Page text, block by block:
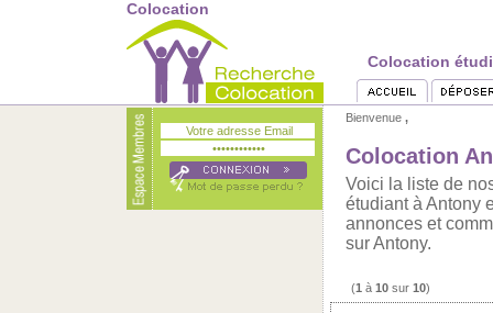
Colocation
Colocation
Bienvenue ,
Colocation
Voici la liste de
étudiant à Antony
annonces et
sur Antony.
(1 à 10 sur 10)